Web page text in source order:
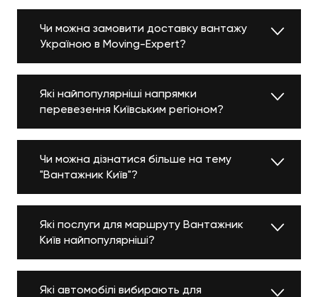
Чи можна замовити доставку вантажу
Україною в Moving-Expert?
Які найпопулярніші напрямки
перевезення Київським регіоном?
Чи можна дізнатися більше на тему
"Вантажник Київ"?
Які послуги для маршруту Вантажник
Київ найпопулярніші?
Які автомобілі вибирають для